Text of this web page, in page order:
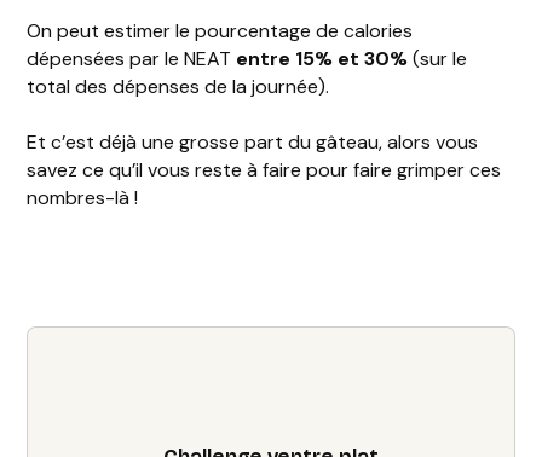
On peut estimer le pourcentage de calories
dépensées par le NEAT entre 15% et 30%(sur le
total des dépenses de la journée).
Et c’est déjà une grosse part du gâteau, alors vous
savez ce qu’il vous reste à faire pour faire grimper ces
nombres-là !